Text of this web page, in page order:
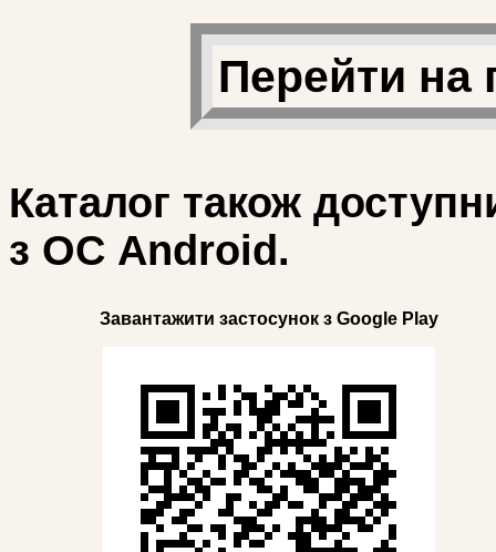
Перейти на
Каталог також
з ОС Android.
Завантажити застосунок з Google Play